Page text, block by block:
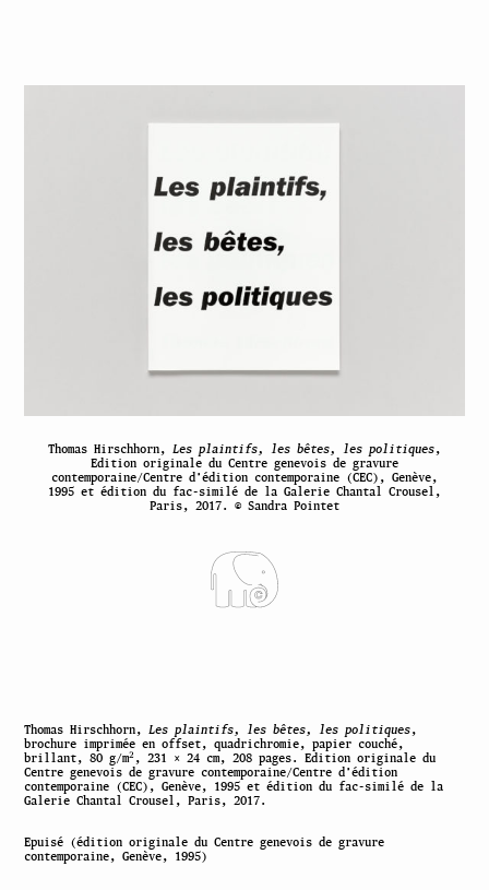
Thomas Hirschhorn, Les plaintifs, les bêtes, les politiques,
Edition originale du Centre genevois de gravure
contemporaine/Centre d’édition contemporaine (CEC), Genève,
1995 et édition du fac-similé de la Galerie Chantal Crousel,
Paris, 2017. © Sandra Pointet
Thomas Hirschhorn, Les plaintifs, les bêtes, les politiques,
brochure imprimée en offset, quadrichromie, papier couché,
brillant, 80 g/m2 , 231 × 24 cm, 208 pages. Edition originale du
Centre genevois de gravure contemporaine/Centre d’édition
contemporaine (CEC), Genève, 1995 et édition du fac-similé de la
Galerie Chantal Crousel, Paris, 2017.
Epuisé (édition originale du Centre genevois de gravure
contemporaine, Genève, 1995)